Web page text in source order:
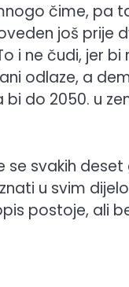
čime, pa
još prije
i ne čudi, jer
odlaze, a
bi do 2050. u
svakih
u svim
postoje, ali